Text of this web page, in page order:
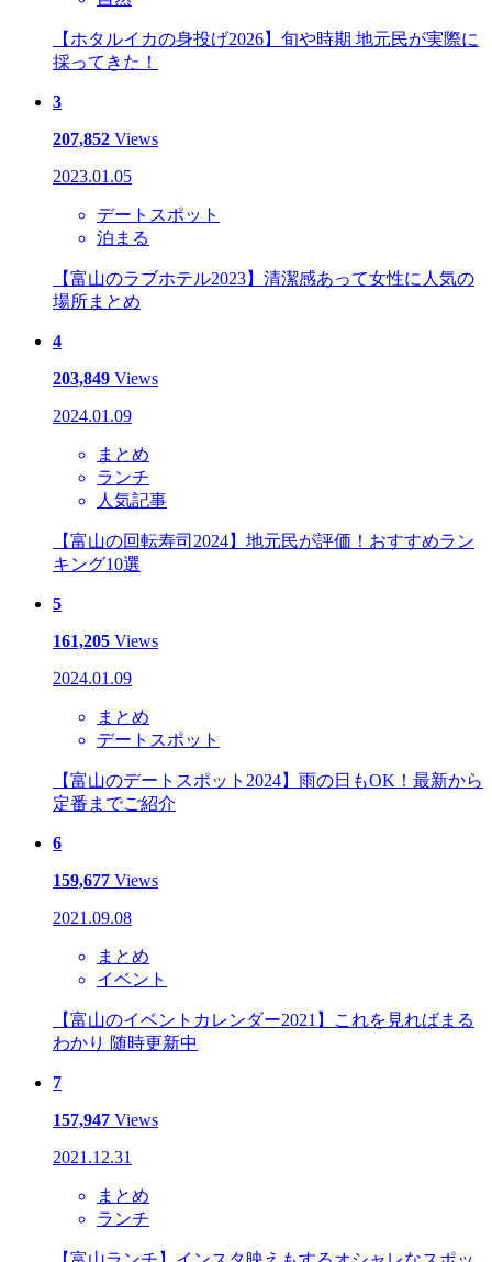
【ホタルイカの身投げ2026】旬や時期 地元民が実際に
採ってきた！
3
207,852 Views
2023.01.05
デートスポット
泊まる
【富山のラブホテル2023】清潔感あって女性に人気の
場所まとめ
4
203,849 Views
2024.01.09
まとめ
ランチ
人気記事
【富山の回転寿司2024】地元民が評価！おすすめラン
キング10選
5
161,205 Views
2024.01.09
まとめ
デートスポット
【富山のデートスポット2024】雨の日もOK！最新から
定番までご紹介
6
159,677 Views
2021.09.08
まとめ
イベント
【富山のイベントカレンダー2021】これを見ればまる
わかり 随時更新中
7
157,947 Views
2021.12.31
まとめ
ランチ